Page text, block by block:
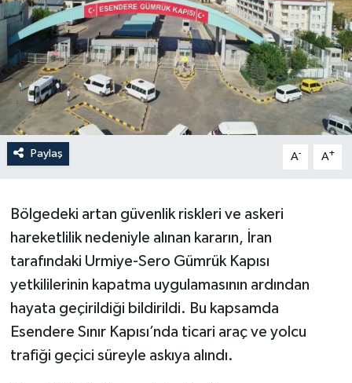
Paylaş A- A+
Bölgedeki artan güvenlik riskleri ve askeri
hareketlilik nedeniyle alınan kararın, İran
tarafındaki Urmiye-Sero Gümrük Kapısı
yetkililerinin kapatma uygulamasının ardından
hayata geçirildiği bildirildi. Bu kapsamda
Esendere Sınır Kapısı’nda ticari araç ve yolcu
trafiği geçici süreyle askıya alındı.
Yaşam